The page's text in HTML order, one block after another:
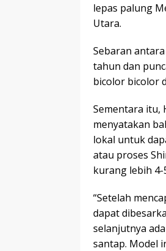
lepas palung
Utara.
Sebaran
tahun dan
bicolor bicolor
Sementara itu,
menyatakan
lokal untuk
atau proses
kurang lebih
“Setelah
dapat
selanjutnya
santap. Model